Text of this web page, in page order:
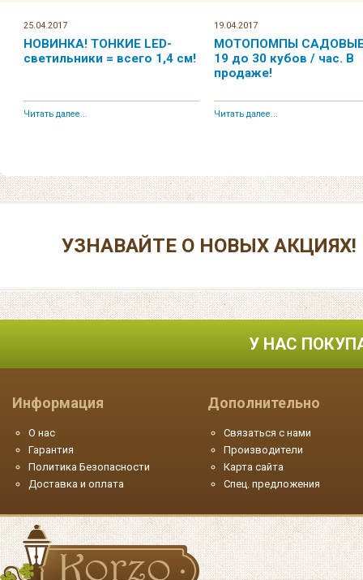
25.04.2017
НОВИНКА! ТОНКИЕ LED-
светильники = всего 1,4 см!
Читать далее...
19.04.2017
МОТОПОМПЫ
19 до 30 кубов / час. В
продаже!
Читать далее...
УЗНАВАЙТЕ О НОВЫХ АКЦИЯХ!
У НАС
Информация
О нас
Гарантия
Политика Безопасности
Доставка и оплата
Дополнительно
Связаться с нами
Производители
Карта сайта
Спец. предложения